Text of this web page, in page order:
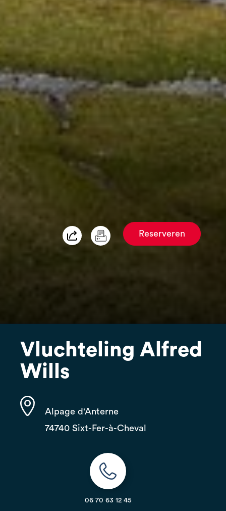
Reserveren
Vluchteling Alfred
Wills
Alpage d'Anterne
74740 Sixt-Fer-à-Cheval
06 70 63 12 45